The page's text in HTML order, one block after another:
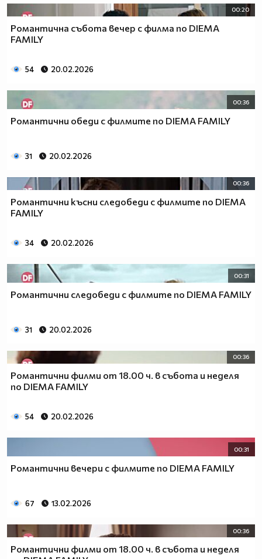
00:20
Романтична събота вечер с филма по DIEMA
FAMILY
54 20.02.2026
00:36
Романтични обеди с филмите по DIEMA FAMILY
31 20.02.2026
00:36
Романтични късни следобеди с филмите по DIEMA
FAMILY
34 20.02.2026
00:31
Романтични следобеди с филмите по DIEMA FAMILY
31 20.02.2026
00:36
Романтични филми от 18.00 ч. в събота и неделя
по DIEMA FAMILY
54 20.02.2026
00:31
Романтични вечери с филмите по DIEMA FAMILY
67 13.02.2026
00:36
Романтични филми от 18.00 ч. в събота и неделя